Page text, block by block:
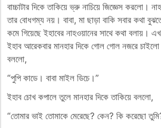
বাচ্চাটার দিকে তাকিয়ে ভ্রু নাচিয়ে জিজ্ঞেস
তার বোধগম্য নয়। বাবা, মা ছাড়া বাকি সবার কথা
কমে গিয়েছে ইহাবের নাহওয়ানের সাথে কথা বলায়।
ইহাব আরেকবার মানহার দিকে গোল গোল নজরে
বললো,
“পুপি কাডে। বাবা মাইল ডিচে।”
ইহাব চোখ কপালে তুলে মানহার দিকে তাকিয়ে বললো,
“তোমার ভাই তোমাকে মেরেছে? কেন? কি করেছো